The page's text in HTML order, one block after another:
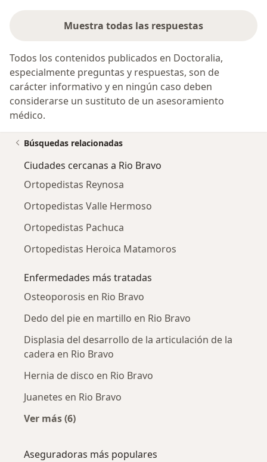
Muestra todas las respuestas
Todos los contenidos publicados en Doctoralia,
especialmente preguntas y respuestas, son de
carácter informativo y en ningún caso deben
considerarse un sustituto de un asesoramiento
médico.
Búsquedas relacionadas
Ciudades cercanas a Rio Bravo
Ortopedistas Reynosa
Ortopedistas Valle Hermoso
Ortopedistas Pachuca
Ortopedistas Heroica Matamoros
Enfermedades más tratadas
Osteoporosis en Rio Bravo
Dedo del pie en martillo en Rio Bravo
Displasia del desarrollo de la articulación de la
cadera en Rio Bravo
Hernia de disco en Rio Bravo
Juanetes en Rio Bravo
Ver más (6)
Aseguradoras más populares